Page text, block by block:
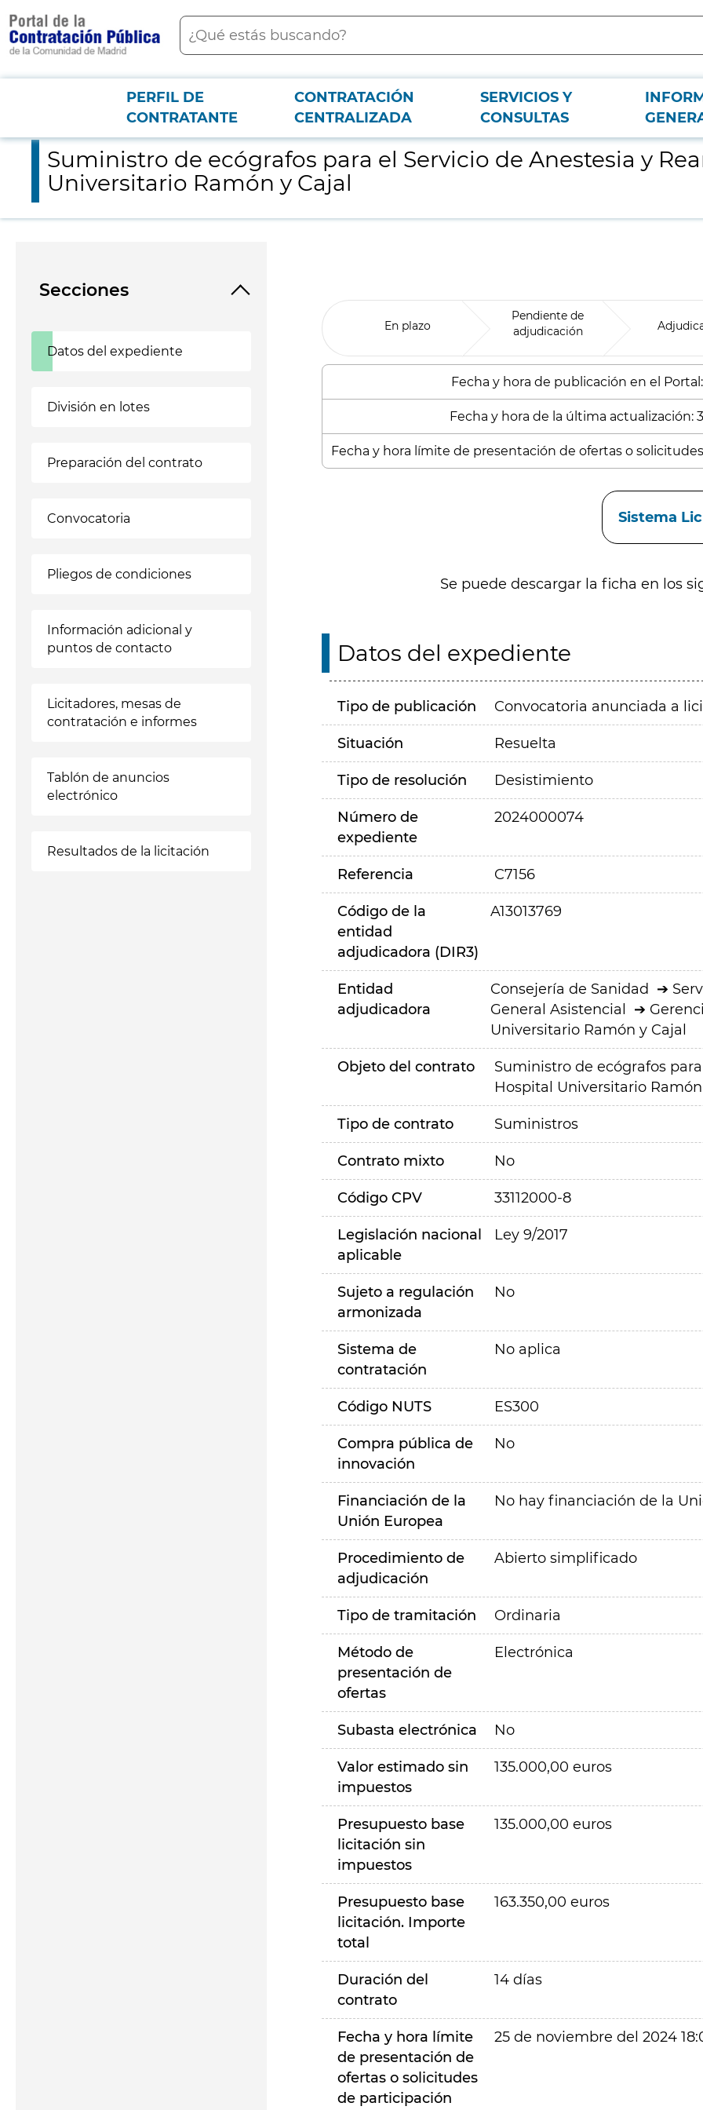
contenido
principal
Buscar
Menú PCON
PERFIL DE
CONTRATANTE
CONTRATACIÓN
CENTRALIZADA
SERVICIOS Y
CONSULTAS
Suministro de ecógrafos para el Servicio de Anestesia y Reanimación del Hospital Universitario Ramón y Cajal
Suministro de ecógrafos para el Servicio de Anestesia y
Universitario Ramón y Cajal
Secciones
Datos del expediente
División en lotes
Preparación del contrato
Convocatoria
Pliegos de condiciones
Información adicional y
puntos de contacto
Licitadores, mesas de
contratación e informes
Tablón de anuncios
electrónico
Resultados de la licitación
En plazo
Pendiente de
adjudicación
Fecha y hora de publicación en el
Fecha y hora de la última actualización:
Fecha y hora límite de presentación de ofertas o
Sistema
Se puede descargar la ficha en los
Datos del expediente
Tipo de publicación Convocatoria anunciada a
Situación Resuelta
Tipo de resolución Desistimiento
Número de
expediente
2024000074
Referencia C7156
Código de la
entidad
adjudicadora (DIR3)
A13013769
Entidad
adjudicadora
Consejería de Sanidad
General Asistencial
Universitario Ramón y Cajal
Objeto del contrato
Suministro de ecógrafos
Hospital Universitario
Tipo de contrato Suministros
Contrato mixto No
Código CPV 33112000-8
Legislación nacional
aplicable
Ley 9/2017
Sujeto a regulación
armonizada
No
Sistema de
contratación
No aplica
Código NUTS ES300
Compra pública de
innovación
No
Financiación de la
Unión Europea
No hay financiación de la
Procedimiento de
adjudicación
Abierto simplificado
Tipo de tramitación Ordinaria
Método de
presentación de
ofertas
Electrónica
Subasta electrónica No
Valor estimado sin
impuestos
135.000,00 euros
Presupuesto base
licitación sin
impuestos
135.000,00 euros
Presupuesto base
licitación. Importe
total
163.350,00 euros
Duración del
contrato
14 días
Fecha y hora límite
de presentación de
ofertas o solicitudes
de participación
25 de noviembre del 2024